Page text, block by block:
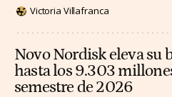
Victoria Villafranca
Novo Nordisk eleva su
hasta los 9.303
semestre de 2026